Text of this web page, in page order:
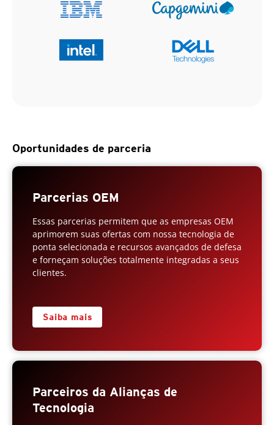
Oportunidades de parceria
Parcerias OEM
Essas parcerias permitem que as empresas OEM
aprimorem suas ofertas com nossa tecnologia de
ponta selecionada e recursos avançados de defesa
e forneçam soluções totalmente integradas a seus
clientes.
Saiba mais
Parceiros da Alianças de
Tecnologia